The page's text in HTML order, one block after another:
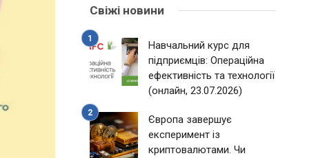
Свіжі новини
Навчальний курс для
підприємців: Операційна
ефективність та технології
(онлайн, 23.07.2026)
Європа завершує
експеримент із
криптовалютами. Чи